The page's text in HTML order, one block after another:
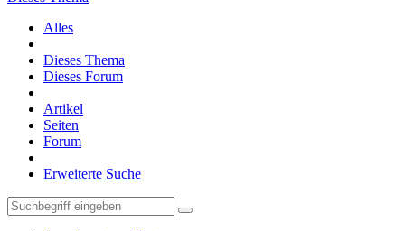
Alles
Dieses Thema
Dieses Forum
Artikel
Seiten
Forum
Erweiterte Suche